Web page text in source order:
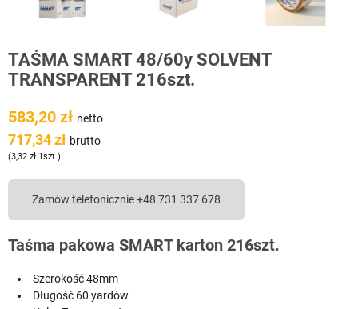
TAŚMA SMART 48/60y SOLVENT
TRANSPARENT 216szt.
583,20 zł netto
717,34 zł brutto
(3,32 zł 1szt.)
Zamów telefonicznie +48 731 337 678
Taśma pakowa SMART karton 216szt.
Szerokość 48mm
Długość 60 yardów